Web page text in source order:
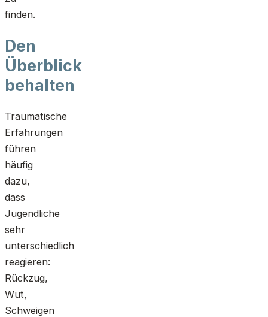
finden.
Den
Überblick
behalten
Traumatische
Erfahrungen
führen
häufig
dazu,
dass
Jugendliche
sehr
unterschiedlich
reagieren:
Rückzug,
Wut,
Schweigen